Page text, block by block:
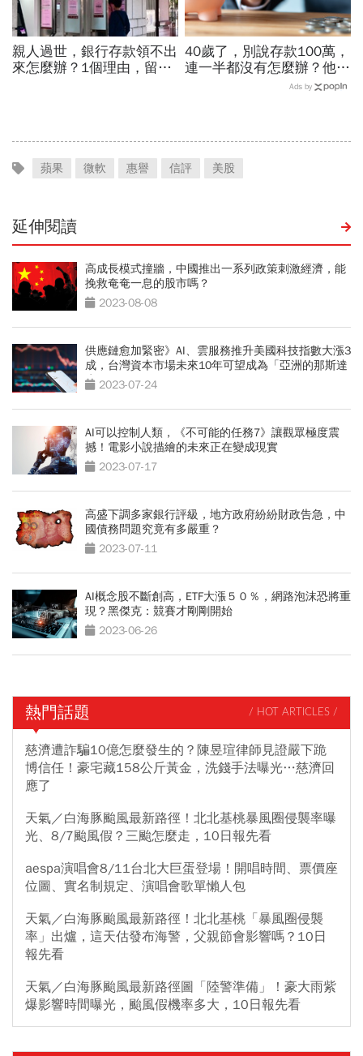
親人過世，銀行存款領不出
來怎麼辦？1個理由，留現
40歲了，別說存款100萬，
連一半都沒有怎麼辦？他5
年從零存到500萬：「無痛
Ads by
蘋果 微軟 惠譽 信評 美股
延伸閱讀
高成長模式撞牆，中國推出一系列政策刺激經濟，能
挽救奄奄一息的股市嗎？
2023-08-08
供應鏈愈加緊密》AI、雲服務推升美國科技指數大漲3
成，台灣資本市場未來10年可望成為「亞洲的那斯達
克」2023-07-24
AI可以控制人類，《不可能的任務7》讓觀眾極度震
撼！電影小說描繪的未來正在變成現實
2023-07-17
高盛下調多家銀行評級，地方政府紛紛財政告急，中
國債務問題究竟有多嚴重？
2023-07-11
AI概念股不斷創高，ETF大漲５０％，網路泡沫恐將重
現？黑傑克：競賽才剛剛開始
2023-06-26
熱門話題 / HOT ARTICLES /
慈濟遭詐騙10億怎麼發生的？陳昱瑄律師見證嚴下跪
博信任！豪宅藏158公斤黃金，洗錢手法曝光…慈濟回
應了
天氣／白海豚颱風最新路徑！北北基桃暴風圈侵襲率曝
光、8/7颱風假？三颱怎麼走，10日報先看
aespa演唱會8/11台北大巨蛋登場！開唱時間、票價座
位圖、實名制規定、演唱會歌單懶人包
天氣／白海豚颱風最新路徑！北北基桃「暴風圈侵襲
率」出爐，這天估發布海警，父親節會影響嗎？10日
報先看
天氣／白海豚颱風最新路徑圖「陸警準備」！豪大雨紫
爆影響時間曝光，颱風假機率多大，10日報先看